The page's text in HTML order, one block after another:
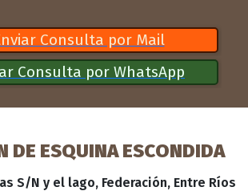
Consulta por Mail
Consulta por WhatsApp
DE ESQUINA ESCONDIDA
S/N y el lago, Federación, Entre Ríos